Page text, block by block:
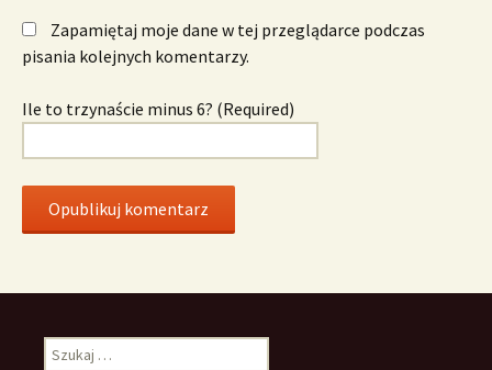
Zapamiętaj moje dane w tej przeglądarce podczas
pisania kolejnych komentarzy.
Ile to trzynaście minus 6? (Required)
Szukaj: